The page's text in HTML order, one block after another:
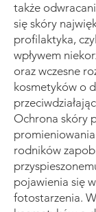
także
się skóry
profilaktyka,
wpływem
oraz wczesne
kosmetyków o
Ochrona skóry
rodników
pojawienia się
fotostarzenia.